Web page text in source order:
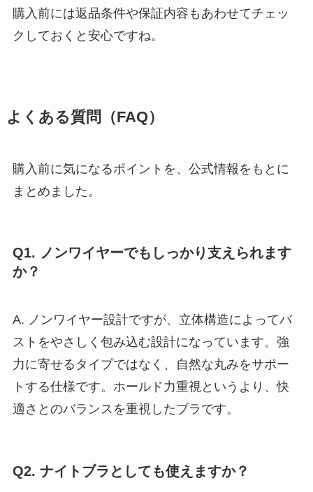
購入前には返品条件や保証内容もあわせてチェッ
クしておくと安心ですね。
よくある質問（FAQ）
購入前に気になるポイントを、公式情報をもとに
まとめました。
Q1. ノンワイヤーでもしっかり支えられます
か？
A. ノンワイヤー設計ですが、立体構造によってバ
ストをやさしく包み込む設計になっています。強
力に寄せるタイプではなく、自然な丸みをサポー
トする仕様です。ホールド力重視というより、快
適さとのバランスを重視したブラです。
Q2. ナイトブラとしても使えますか？